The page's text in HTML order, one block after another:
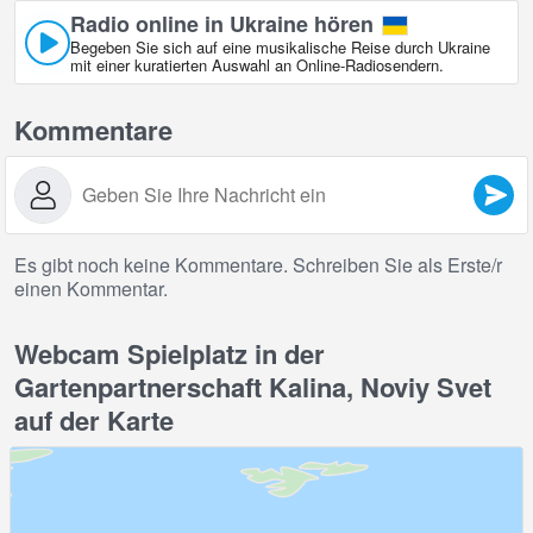
Radio online in Ukraine hören
Begeben Sie sich auf eine musikalische Reise durch Ukraine
mit einer kuratierten Auswahl an Online‑Radiosendern.
Kommentare
Es gibt noch keine Kommentare. Schreiben Sie als Erste/r
einen Kommentar.
Webcam Spielplatz in der
Gartenpartnerschaft Kalina, Noviy Svet
auf der Karte